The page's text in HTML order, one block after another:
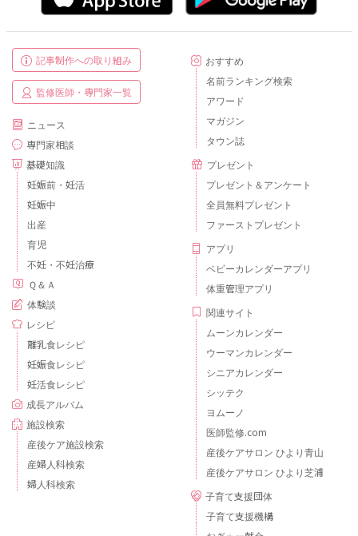
記事制作への取り組み
監修医師・専門家一覧
ニュース
専門家相談
基礎知識
妊娠前・妊活
妊娠中
出産
育児
不妊・不妊治療
Ｑ＆Ａ
体験談
レシピ
離乳食レシピ
妊娠食レシピ
妊活食レシピ
成長アルバム
施設検索
産後ケア施設検索
産婦人科検索
婦人科検索
おすすめ
名前ランキング検索
アワード
マガジン
タウン誌
プレゼント
プレゼント＆アンケート
全員無料プレゼント
ファーストプレゼント
アプリ
ベビーカレンダーアプリ
体重管理アプリ
関連サイト
ムーンカレンダー
ウーマンカレンダー
シニアカレンダー
シッテク
ヨムーノ
医師監修.com
産後ケアサロン ひより青山
産後ケアサロン ひより芝浦
子育て支援団体
子育て支援機構